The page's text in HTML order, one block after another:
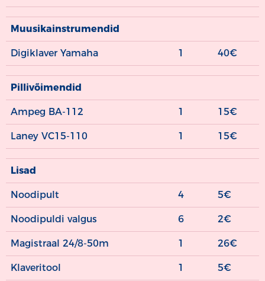
Muusikainstrumendid
Digiklaver Yamaha 1 40€
Pillivõimendid
Ampeg BA-112 1 15€
Laney VC15-110 1 15€
Lisad
Noodipult 4 5€
Noodipuldi valgus 6 2€
Magistraal 24/8-50m 1 26€
Klaveritool 1 5€